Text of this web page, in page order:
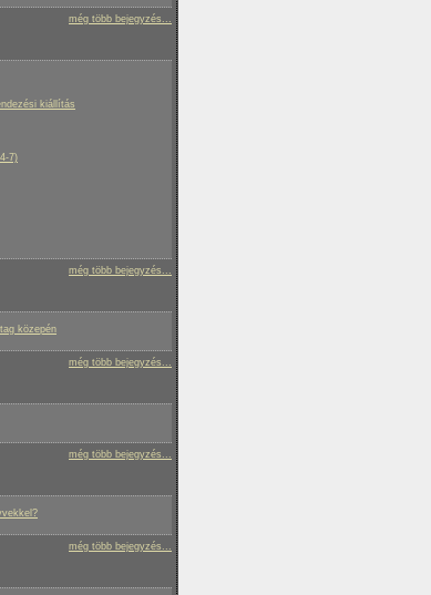
még több bejegyzés...
kiállítás
7)
még több bejegyzés...
közepén
még több bejegyzés...
még több bejegyzés...
még több bejegyzés...